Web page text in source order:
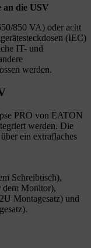
an die USV
850 VA) oder acht
(IEC)
IT- und
werden.
PRO von EATON
werden. Die
ein extraflaches
Schreibtisch),
dem Monitor),
Montagesatz) und